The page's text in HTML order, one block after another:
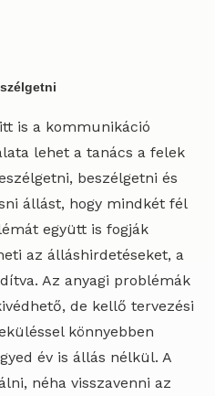
is a kommunikáció
lehet a tanács a felek
beszélgetni és
állást, hogy mindkét fél
együtt is fogják
az álláshirdetéseket, a
Az anyagi problémák
de kellő tervezési
könnyebben
év is állás nélkül. A
néha visszavenni az